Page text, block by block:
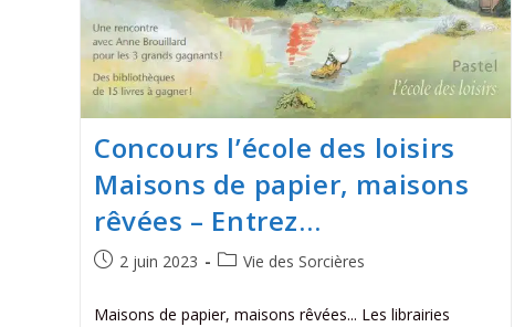
Concours l’école des loisirs
Maisons de papier, maisons
rêvées – Entrez…
2 juin 2023 Vie des Sorcières
Maisons de papier, maisons rêvées... Les librairies